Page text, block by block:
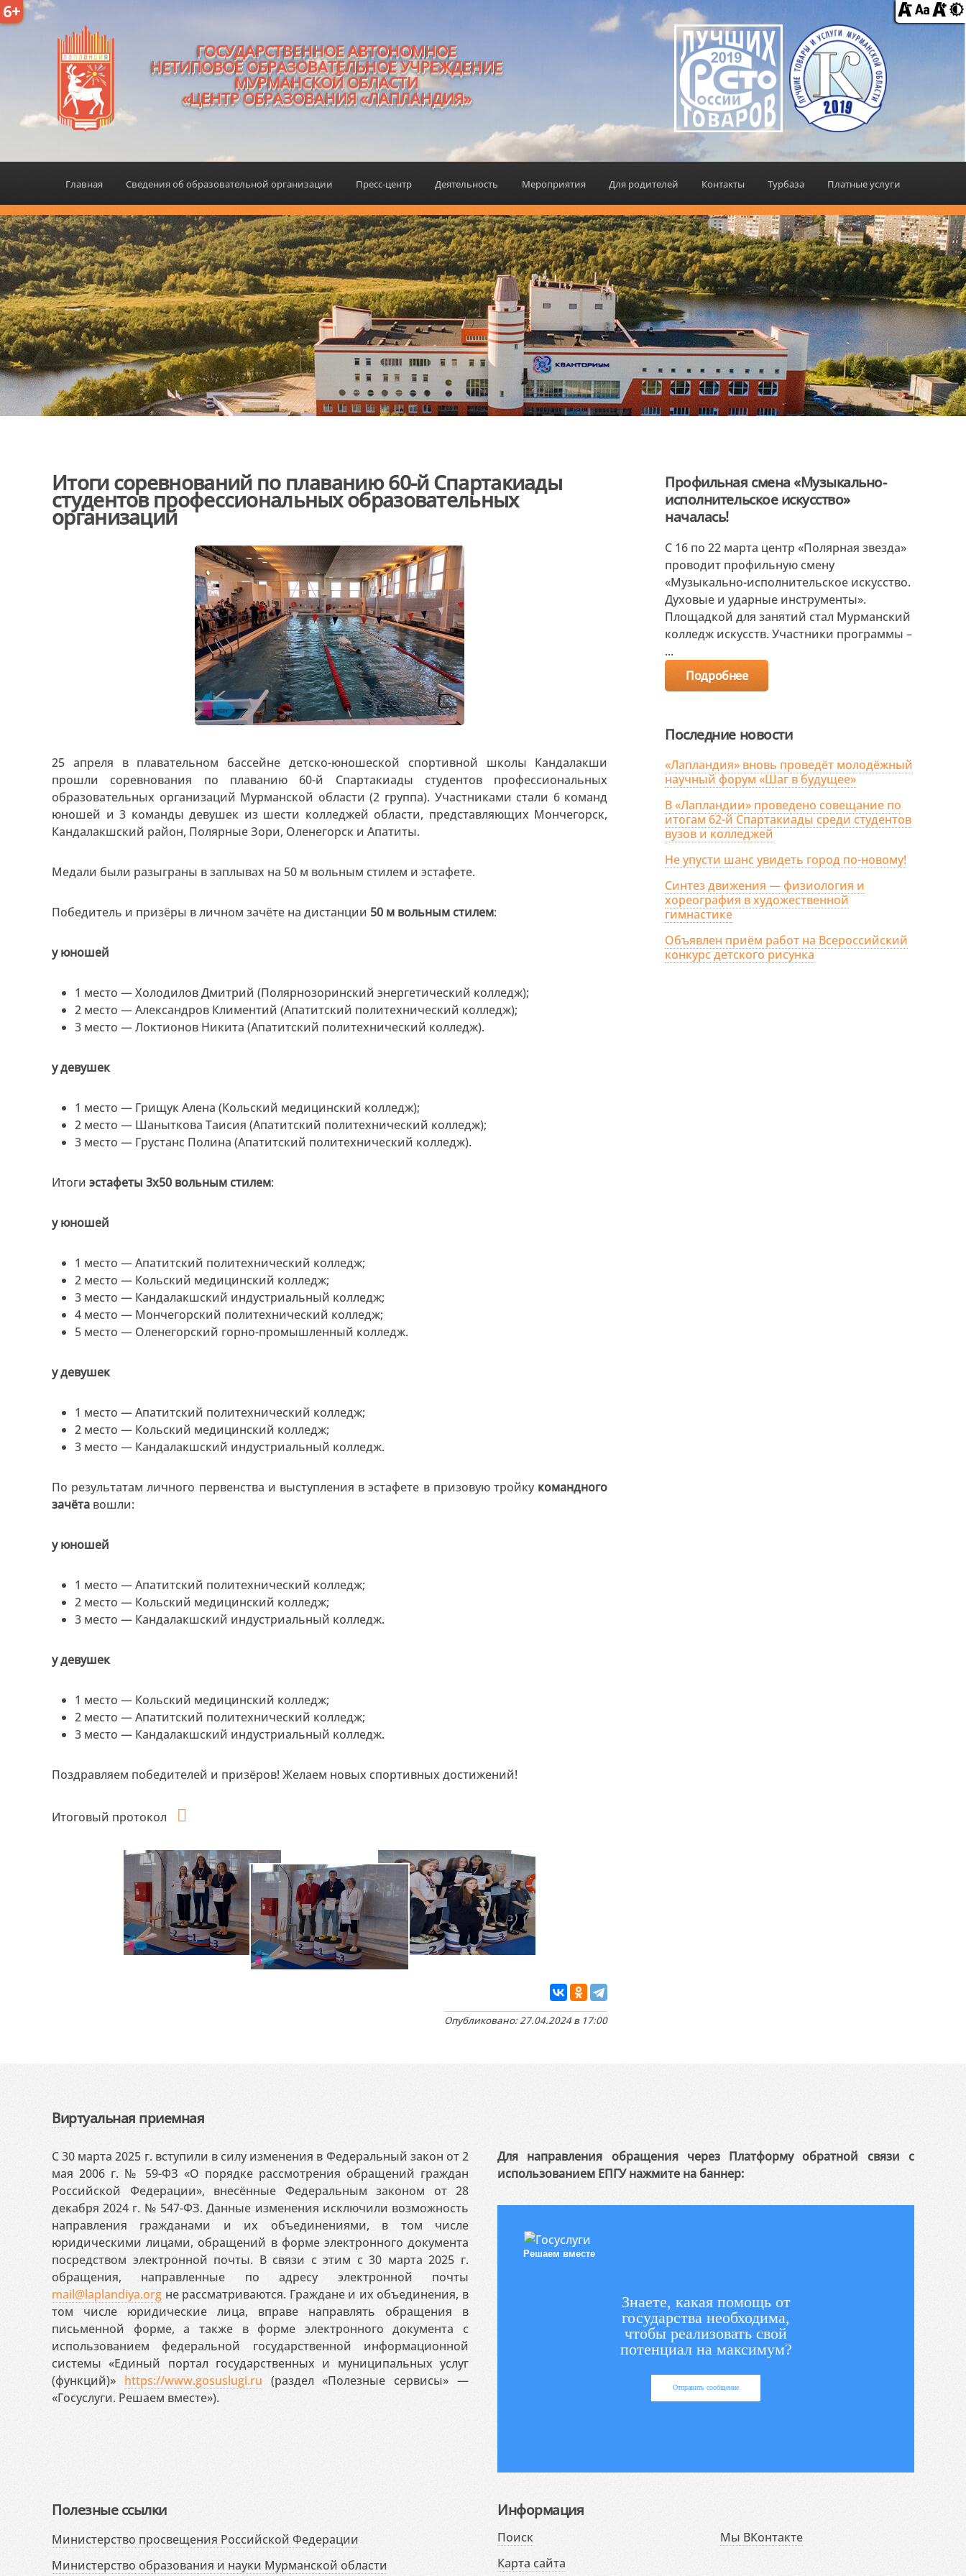
6+
ГОСУДАРСТВЕННОЕ АВТОНОМНОЕ
НЕТИПОВОЕ ОБРАЗОВАТЕЛЬНОЕ УЧРЕЖДЕНИЕ
МУРМАНСКОЙ ОБЛАСТИ
«ЦЕНТР ОБРАЗОВАНИЯ «ЛАПЛАНДИЯ»
Главная Сведения об образовательной организации Пресс-центр Деятельность Мероприятия Для родителей Контакты Турбаза Платные услуги
Итоги соревнований по плаванию 60-й Спартакиады
студентов профессиональных образовательных
организаций
25 апреля в плавательном бассейне детско-юношеской спортивной школы Кандалакши
прошли соревнования по плаванию 60-й Спартакиады студентов профессиональных
образовательных организаций Мурманской области (2 группа). Участниками стали 6 команд
юношей и 3 команды девушек из шести колледжей области, представляющих Мончегорск,
Кандалакшский район, Полярные Зори, Оленегорск и Апатиты.
Медали были разыграны в заплывах на 50 м вольным стилем и эстафете.
Победитель и призёры в личном зачёте на дистанции 50 м вольным стилем:
у юношей
1 место — Холодилов Дмитрий (Полярнозоринский энергетический колледж);
2 место — Александров Климентий (Апатитский политехнический колледж);
3 место — Локтионов Никита (Апатитский политехнический колледж).
у девушек
1 место — Грищук Алена (Кольский медицинский колледж);
2 место — Шаныткова Таисия (Апатитский политехнический колледж);
3 место — Грустанс Полина (Апатитский политехнический колледж).
Итоги эстафеты 3x50 вольным стилем:
у юношей
1 место — Апатитский политехнический колледж;
2 место — Кольский медицинский колледж;
3 место — Кандалакшский индустриальный колледж;
4 место — Мончегорский политехнический колледж;
5 место — Оленегорский горно-промышленный колледж.
у девушек
1 место — Апатитский политехнический колледж;
2 место — Кольский медицинский колледж;
3 место — Кандалакшский индустриальный колледж.
По результатам личного первенства и выступления в эстафете в призовую тройку командного
зачёта вошли:
у юношей
1 место — Апатитский политехнический колледж;
2 место — Кольский медицинский колледж;
3 место — Кандалакшский индустриальный колледж.
у девушек
1 место — Кольский медицинский колледж;
2 место — Апатитский политехнический колледж;
3 место — Кандалакшский индустриальный колледж.
Поздравляем победителей и призёров! Желаем новых спортивных достижений!
Итоговый протокол
Опубликовано: 27.04.2024 в 17:00
Профильная смена «Музыкально-
исполнительское искусство»
началась!
С 16 по 22 марта центр «Полярная звезда»
проводит профильную смену
«Музыкально-исполнительское искусство.
Духовые и ударные инструменты».
Площадкой для занятий стал Мурманский
колледж искусств. Участники программы –
...
Подробнее
Последние новости
«Лапландия» вновь проведёт молодёжный
научный форум «Шаг в будущее»
В «Лапландии» проведено совещание по
итогам 62-й Спартакиады среди студентов
вузов и колледжей
Не упусти шанс увидеть город по-новому!
Синтез движения — физиология и
хореография в художественной
гимнастике
Объявлен приём работ на Всероссийский
конкурс детского рисунка
Виртуальная приемная
С 30 марта 2025 г. вступили в силу изменения в Федеральный закон от 2
мая 2006 г. № 59-ФЗ «О порядке рассмотрения обращений граждан
Российской Федерации», внесённые Федеральным законом от 28
декабря 2024 г. № 547-ФЗ. Данные изменения исключили возможность
направления гражданами и их объединениями, в том числе
юридическими лицами, обращений в форме электронного документа
посредством электронной почты. В связи с этим с 30 марта 2025 г.
обращения, направленные по адресу электронной почты
mail@laplandiya.org не рассматриваются. Граждане и их объединения, в
том числе юридические лица, вправе направлять обращения в
письменной форме, а также в форме электронного документа с
использованием федеральной государственной информационной
системы «Единый портал государственных и муниципальных услуг
(функций)» https://www.gosuslugi.ru (раздел «Полезные сервисы» —
«Госуслуги. Решаем вместе»).
Для направления обращения через Платформу обратной связи с
использованием ЕПГУ нажмите на баннер:
Решаем вместе
Знаете, какая помощь от
государства необходима,
чтобы реализовать свой
потенциал на максимум?
Отправить сообщение
Полезные ссылки
Министерство просвещения Российской Федерации
Министерство образования и науки Мурманской области
Информация
Поиск
Карта сайта
Мы ВКонтакте